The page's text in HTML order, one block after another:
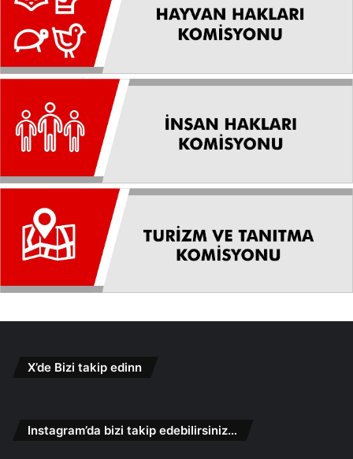
X’de Bizi takip edinn
Instagram’da bizi takip edebilirsiniz…